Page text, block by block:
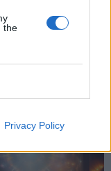
the
Privacy Policy